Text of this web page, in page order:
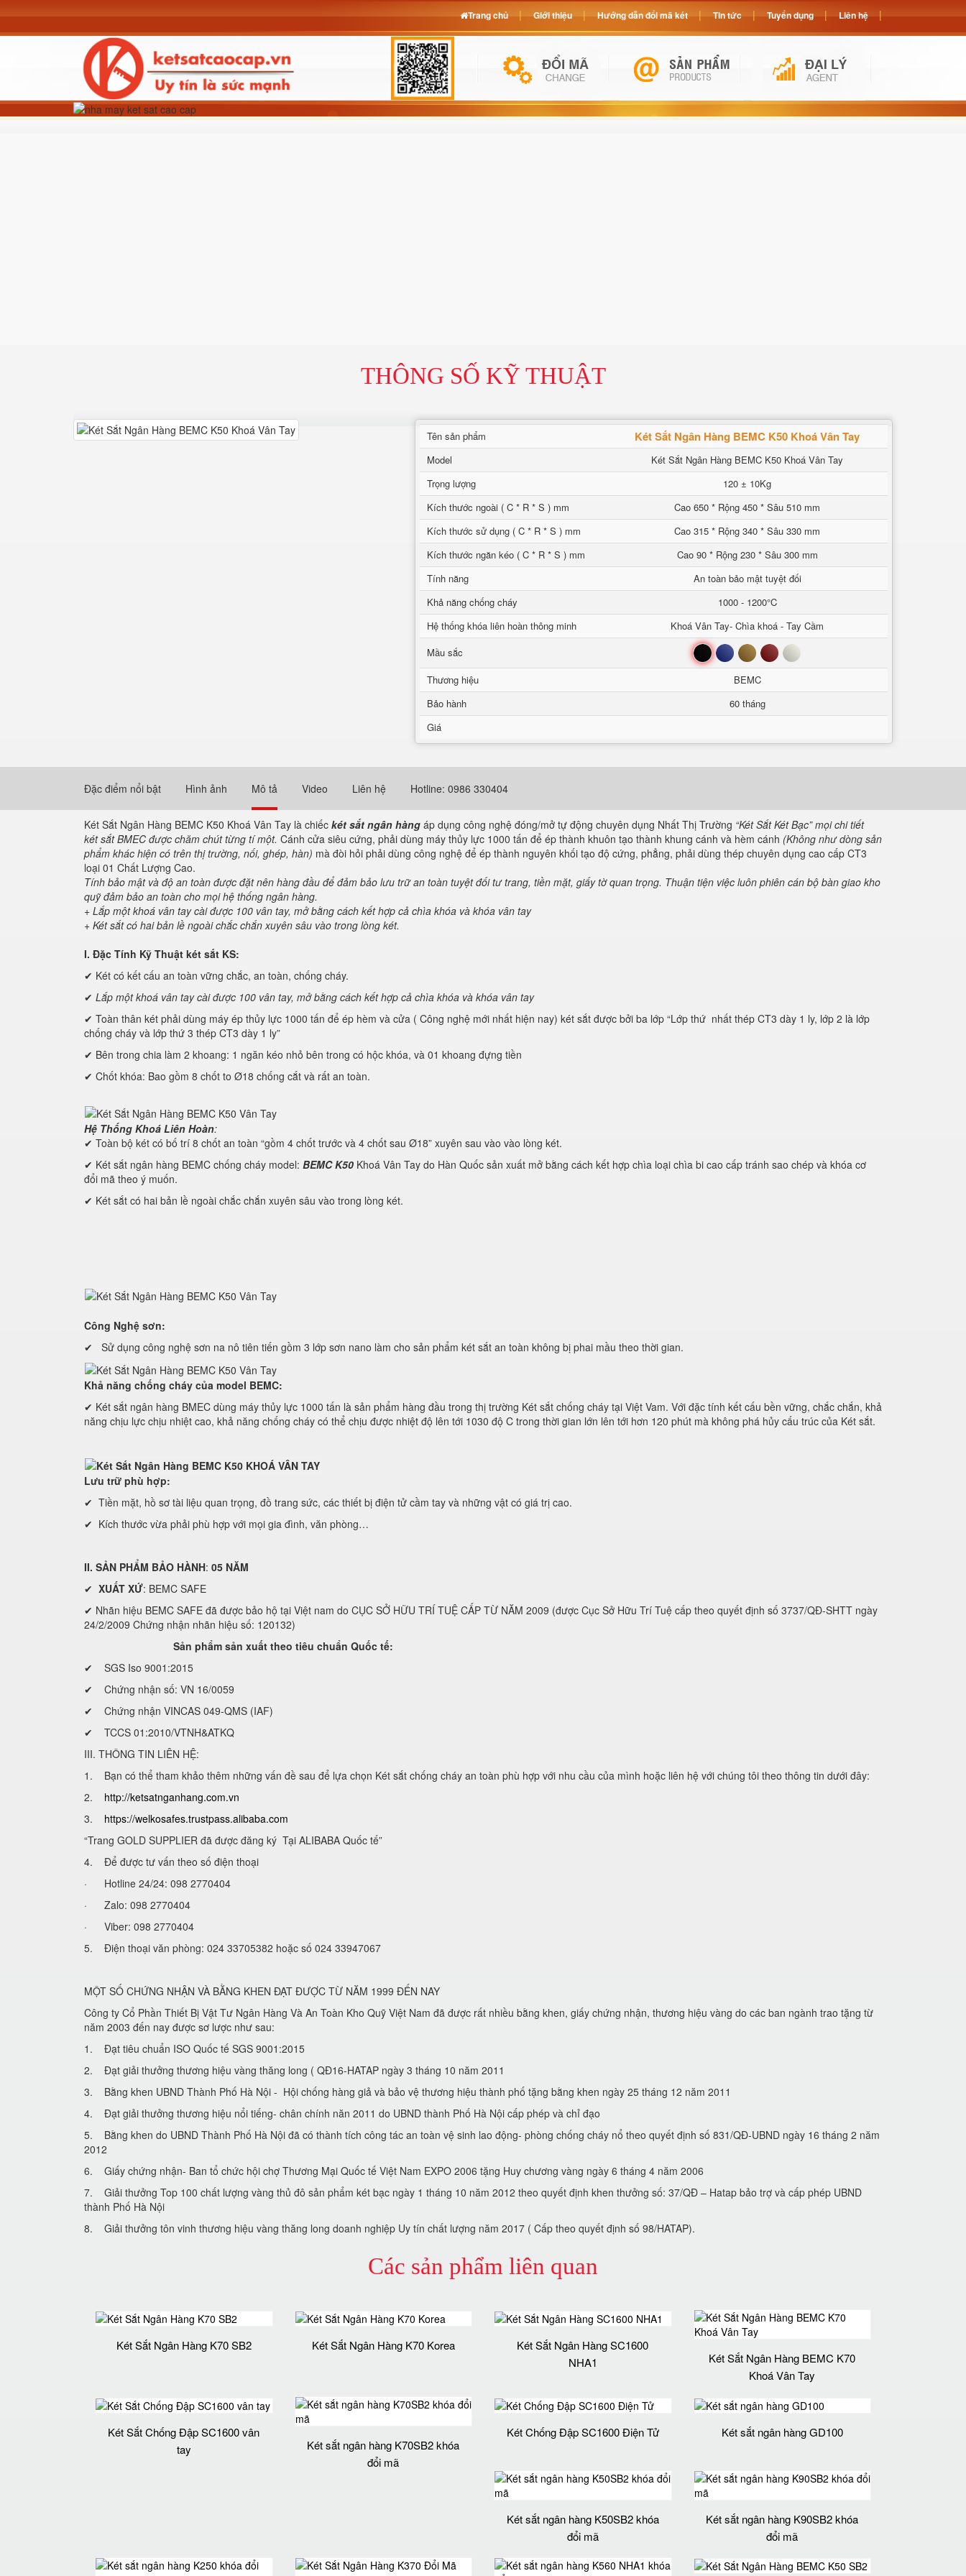
THÔNG SỐ KỸ THUẬT
Tên sản phẩm Két Sắt Ngân Hàng BEMC K50 Khoá Vân Tay
Model
Két Sắt Ngân Hàng BEMC K50 Khoá Vân Tay
Trọng lượng
120 ± 10Kg
Kích thước ngoài ( C * R * S ) mm
Cao 650 * Rộng 450 * Sâu 510 mm
Kích thước sử dụng ( C * R * S ) mm
Cao 315 * Rộng 340 * Sâu 330 mm
Kích thước ngăn kéo ( C * R * S ) mm
Cao 90 * Rộng 230 * Sâu 300 mm
Tính năng
An toàn bảo mật tuyệt đối
Khả năng chống cháy
1000 - 1200°C
Hệ thống khóa liên hoàn thông minh
Khoá Vân Tay- Chìa khoá - Tay Cầm
Mầu sắc
Đen Xanh Nâu Đỏ Trắng
Thương hiệu
BEMC
Bảo hành
60 tháng
Giá
Đặc điểm nổi bật Hình ảnh Mô tả Video Liên hệ Hotline: 0986 330404
Két Sắt Ngân Hàng BEMC K50 Khoá Vân Tay là chiếc két sắt ngân hàng áp dụng công nghệ đóng/mở tự động chuyên dụng Nhất Thị Trường “Két Sắt Két Bạc” mọi chi tiết
két sắt BMEC được chăm chút từng tí một. Cánh cửa siêu cứng, phải dùng máy thủy lực 1000 tấn để ép thành khuôn tạo thành khung cánh và hèm cánh (Không như dòng sản
phẩm khác hiện có trên thị trường, nối, ghép, hàn) mà đòi hỏi phải dùng công nghệ để ép thành nguyên khối tạo độ cứng, phẳng, phải dùng thép chuyên dụng cao cấp CT3
loại 01 Chất Lượng Cao.
Tính bảo mật và độ an toàn được đặt nên hàng đầu để đảm bảo lưu trữ an toàn tuyệt đối tư trang, tiền mặt, giấy tờ quan trọng. Thuận tiện việc luôn phiên cán bộ bàn giao kho
quỹ đảm bảo an toàn cho mọi hệ thống ngân hàng.
+ Lắp một khoá vân tay cài được 100 vân tay, mở bằng cách kết hợp cả chìa khóa và khóa vân tay
+ Két sắt có hai bản lề ngoài chắc chắn xuyên sâu vào trong lòng két.
I. Đặc Tính Kỹ Thuật két sắt KS:
✔ Két có kết cấu an toàn vững chắc, an toàn, chống cháy.
✔ Lắp một khoá vân tay cài được 100 vân tay, mở bằng cách kết hợp cả chìa khóa và khóa vân tay
✔ Toàn thân két phải dùng máy ép thủy lực 1000 tấn để ép hèm và cửa ( Công nghệ mới nhất hiện nay) két sắt được bởi ba lớp “Lớp thứ nhất thép CT3 dày 1 ly, lớp 2 là lớp
chống cháy và lớp thứ 3 thép CT3 dày 1 ly”
✔ Bên trong chia làm 2 khoang: 1 ngăn kéo nhỏ bên trong có hộc khóa, và 01 khoang đựng tiền
✔ Chốt khóa: Bao gồm 8 chốt to Ø18 chống cắt và rất an toàn.
Hệ Thống Khoá Liên Hoàn:
✔ Toàn bộ két có bố trí 8 chốt an toàn “gồm 4 chốt trước và 4 chốt sau Ø18” xuyên sau vào vào lòng két.
✔ Két sắt ngân hàng BEMC chống cháy model: BEMC K50 Khoá Vân Tay do Hàn Quốc sản xuất mở bằng cách kết hợp chìa loại chìa bi cao cấp tránh sao chép và khóa cơ
đổi mã theo ý muốn.
✔ Két sắt có hai bản lề ngoài chắc chắn xuyên sâu vào trong lòng két.
Công Nghệ sơn:
✔ Sử dụng công nghệ sơn na nô tiên tiến gồm 3 lớp sơn nano làm cho sản phẩm két sắt an toàn không bị phai mầu theo thời gian.
Khả năng chống cháy của model BEMC:
✔ Két sắt ngân hàng BMEC dùng máy thủy lực 1000 tấn là sản phẩm hàng đầu trong thị trường Két sắt chống cháy tại Việt Vam. Với đặc tính kết cấu bền vững, chắc chắn, khả
năng chịu lực chịu nhiệt cao, khả năng chống cháy có thể chịu được nhiệt độ lên tới 1030 độ C trong thời gian lớn lên tới hơn 120 phút mà không phá hủy cấu trúc của Két sắt.
Lưu trữ phù hợp:
✔ Tiền mặt, hồ sơ tài liệu quan trọng, đồ trang sức, các thiết bị điện tử cầm tay và những vật có giá trị cao.
✔ Kích thước vừa phải phù hợp với mọi gia đình, văn phòng…
II. SẢN PHẨM BẢO HÀNH: 05 NĂM
✔ XUẤT XỨ: BEMC SAFE
✔ Nhãn hiệu BEMC SAFE đã được bảo hộ tại Việt nam do CỤC SỞ HỮU TRÍ TUỆ CẤP TỪ NĂM 2009 (được Cục Sở Hữu Trí Tuệ cấp theo quyết định số 3737/QĐ-SHTT ngày
24/2/2009 Chứng nhận nhãn hiệu số: 120132)
Sản phẩm sản xuất theo tiêu chuẩn Quốc tế:
✔ SGS Iso 9001:2015
✔ Chứng nhận số: VN 16/0059
✔ Chứng nhận VINCAS 049-QMS (IAF)
✔ TCCS 01:2010/VTNH&ATKQ
III. THÔNG TIN LIÊN HỆ:
1. Bạn có thể tham khảo thêm những vấn đề sau để lựa chọn Két sắt chống cháy an toàn phù hợp với nhu cầu của mình hoặc liên hệ với chúng tôi theo thông tin dưới đây:
2. http://ketsatnganhang.com.vn
3. https://welkosafes.trustpass.alibaba.com
“Trang GOLD SUPPLIER đã được đăng ký Tại ALIBABA Quốc tế”
4. Để được tư vấn theo số điện thoại
· Hotline 24/24: 098 2770404
· Zalo: 098 2770404
· Viber: 098 2770404
5. Điện thoại văn phòng: 024 33705382 hoặc số 024 33947067
MỘT SỐ CHỨNG NHẬN VÀ BẰNG KHEN ĐẠT ĐƯỢC TỪ NĂM 1999 ĐẾN NAY
Công ty Cổ Phần Thiết Bị Vật Tư Ngân Hàng Và An Toàn Kho Quỹ Việt Nam đã được rất nhiều bằng khen, giấy chứng nhận, thương hiệu vàng do các ban ngành trao tặng từ
năm 2003 đến nay được sơ lược như sau:
1. Đạt tiêu chuẩn ISO Quốc tế SGS 9001:2015
2. Đạt giải thưởng thương hiệu vàng thăng long ( QĐ16-HATAP ngày 3 tháng 10 năm 2011
3. Bằng khen UBND Thành Phố Hà Nội - Hội chống hàng giả và bảo vệ thương hiệu thành phố tặng bằng khen ngày 25 tháng 12 năm 2011
4. Đạt giải thưởng thương hiệu nổi tiếng- chân chính năn 2011 do UBND thành Phố Hà Nội cấp phép và chỉ đạo
5. Bằng khen do UBND Thành Phố Hà Nội đã có thành tích công tác an toàn vệ sinh lao động- phòng chống cháy nổ theo quyết định số 831/QĐ-UBND ngày 16 tháng 2 năm
2012
6. Giấy chứng nhận- Ban tổ chức hội chợ Thương Mại Quốc tế Việt Nam EXPO 2006 tặng Huy chương vàng ngày 6 tháng 4 năm 2006
7. Giải thưởng Top 100 chất lượng vàng thủ đô sản phẩm két bạc ngày 1 tháng 10 năm 2012 theo quyết định khen thưởng số: 37/QĐ – Hatap bảo trợ và cấp phép UBND
thành Phố Hà Nội
8. Giải thưởng tôn vinh thương hiệu vàng thăng long doanh nghiệp Uy tín chất lượng năm 2017 ( Cấp theo quyết định số 98/HATAP).
Các sản phẩm liên quan
Két Sắt Ngân Hàng K70 SB2 Két Sắt Ngân Hàng K70 Korea
Két Sắt Ngân Hàng SC1600
NHA1
Két Sắt Ngân Hàng BEMC K70
Khoá Vân Tay
Két Sắt Chống Đập SC1600 vân
tay
Két sắt ngân hàng K70SB2 khóa
đổi mã
Két Chống Đập SC1600 Điện Tử Két sắt ngân hàng GD100
Két sắt ngân hàng K50SB2 khóa
đổi mã
Két sắt ngân hàng K90SB2 khóa
đổi mã
Trang chủ Giới thiệu Hướng dẫn đổi mã két Tin tức Tuyển dụng Liên hệ